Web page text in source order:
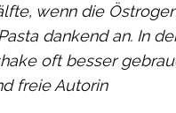
wenn die
dankend an. In
oft besser
freie Autorin